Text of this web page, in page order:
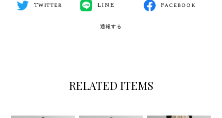
Twitter LINE Facebook
通報する
RELATED ITEMS